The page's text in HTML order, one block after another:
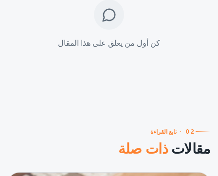
كن أول من يعلق على هذا المقال
02
·تابع القراءة
مقالات ذات صلة